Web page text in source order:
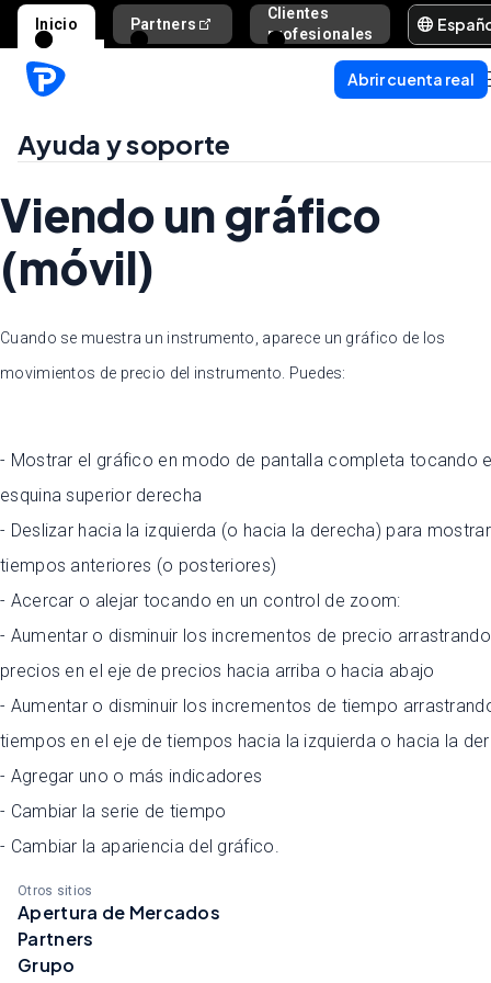
Inicio Partners
Clientes
profesionales
Ayuda y
Abrir cuenta real
Ayuda y soporte
Viendo un gráfico
(móvil)
Cuando se muestra un instrumento, aparece un gráfico de los
movimientos de precio del instrumento. Puedes:
- Mostrar el gráfico en modo de pantalla completa tocando
esquina superior derecha
- Deslizar hacia la izquierda (o hacia la derecha) para mostrar
tiempos anteriores (o posteriores)
- Acercar o alejar tocando en un control de zoom:
- Aumentar o disminuir los incrementos de precio
precios en el eje de precios hacia arriba o hacia abajo
- Aumentar o disminuir los incrementos de tiempo
tiempos en el eje de tiempos hacia la izquierda o hacia la
- Agregar uno o más indicadores
- Cambiar la serie de tiempo
- Cambiar la apariencia del gráfico.
Otros sitios
Apertura de Mercados
Partners
Grupo